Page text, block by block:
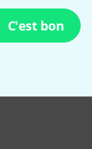
C'est bon